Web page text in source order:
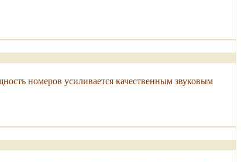
номеров усиливается качественным звуковым